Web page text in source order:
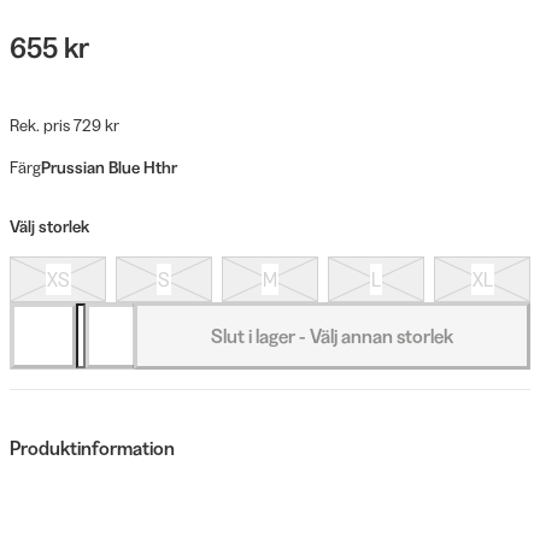
655 kr
Rek. pris 729 kr
FärgPrussian Blue Hthr
Välj storlek
XS S M L XL
Slut i lager - Välj annan storlek
Produktinformation